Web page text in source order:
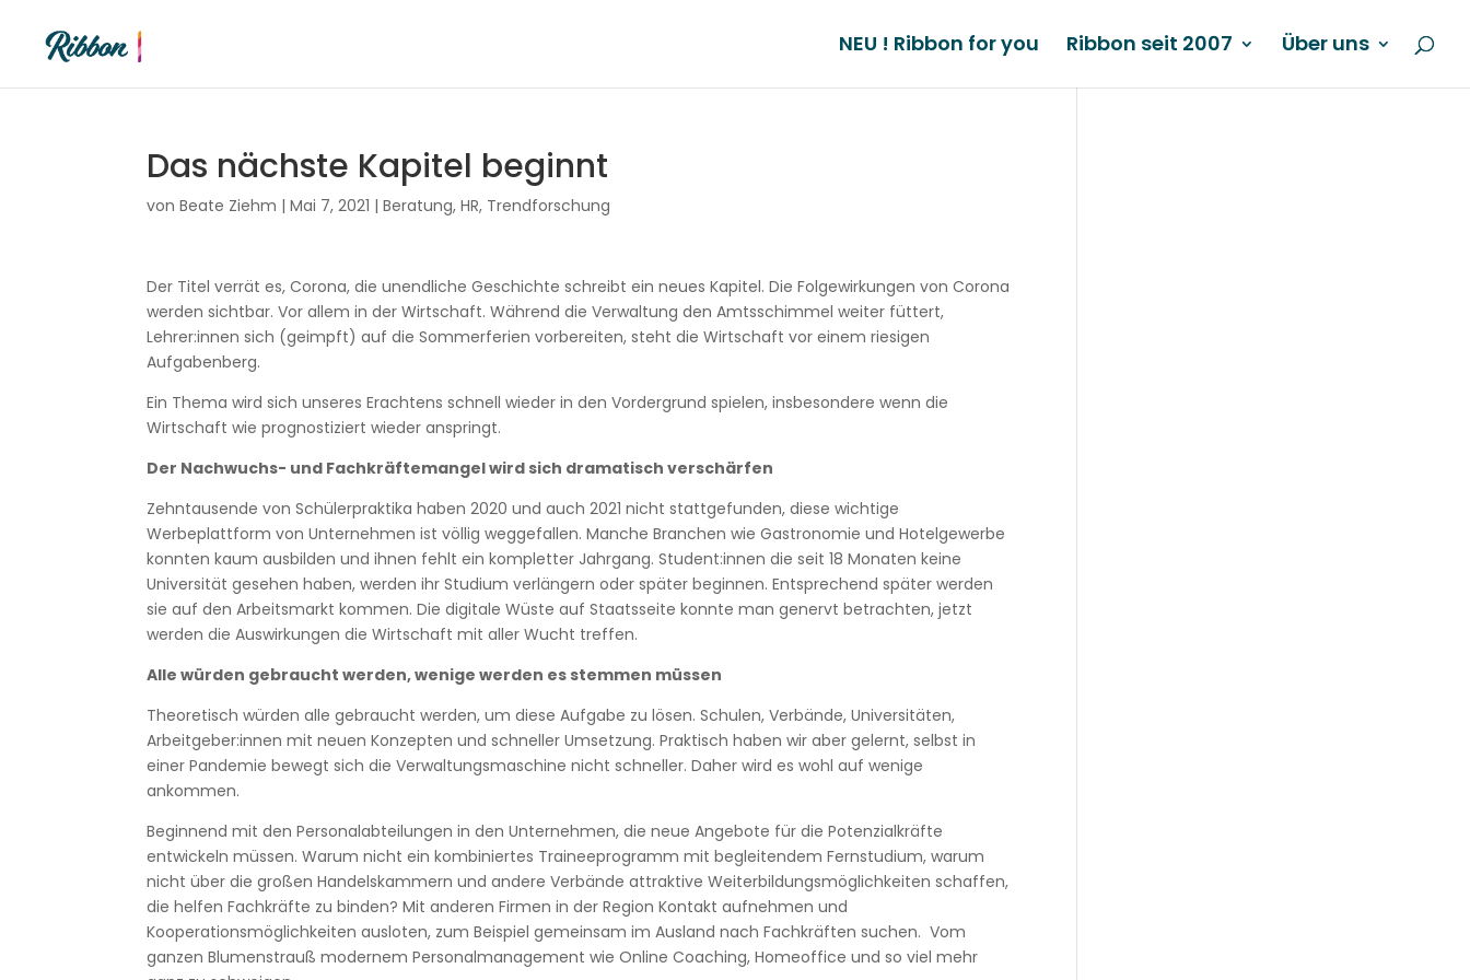
NEU ! Ribbon for you Ribbon seit 2007 Über uns
Das nächste Kapitel beginnt
vonBeate Ziehm |Mai 7, 2021 |Beratung,HR, Trendforschung
Der Titel verrät es, Corona, die unendliche Geschichte schreibt ein neues Kapitel. Die Folgewirkungen von Corona
werden sichtbar. Vor allem in der Wirtschaft. Während die Verwaltung den Amtsschimmel weiter füttert,
Lehrer:innen sich (geimpft) auf die Sommerferien vorbereiten, steht die Wirtschaft vor einem riesigen
Aufgabenberg.
Ein Thema wird sich unseres Erachtens schnell wieder in den Vordergrund spielen, insbesondere wenn die
Wirtschaft wie prognostiziert wieder anspringt.
Der Nachwuchs- und Fachkräftemangel wird sich dramatisch verschärfen
Zehntausende von Schülerpraktika haben 2020 und auch 2021 nicht stattgefunden, diese wichtige
Werbeplattform von Unternehmen ist völlig weggefallen. Manche Branchen wie Gastronomie und Hotelgewerbe
konnten kaum ausbilden und ihnen fehlt ein kompletter Jahrgang. Student:innen die seit 18 Monaten keine
Universität gesehen haben, werden ihr Studium verlängern oder später beginnen. Entsprechend später werden
sie auf den Arbeitsmarkt kommen. Die digitale Wüste auf Staatsseite konnte man genervt betrachten, jetzt
werden die Auswirkungen die Wirtschaft mit aller Wucht treffen.
Alle würden gebraucht werden, wenige werden es stemmen müssen
Theoretisch würden alle gebraucht werden, um diese Aufgabe zu lösen. Schulen, Verbände, Universitäten,
Arbeitgeber:innen mit neuen Konzepten und schneller Umsetzung. Praktisch haben wir aber gelernt, selbst in
einer Pandemie bewegt sich die Verwaltungsmaschine nicht schneller. Daher wird es wohl auf wenige
ankommen.
Beginnend mit den Personalabteilungen in den Unternehmen, die neue Angebote für die Potenzialkräfte
entwickeln müssen. Warum nicht ein kombiniertes Traineeprogramm mit begleitendem Fernstudium, warum
nicht über die großen Handelskammern und andere Verbände attraktive Weiterbildungsmöglichkeiten schaffen,
die helfen Fachkräfte zu binden? Mit anderen Firmen in der Region Kontakt aufnehmen und
Kooperationsmöglichkeiten ausloten, zum Beispiel gemeinsam im Ausland nach Fachkräften suchen. Vom
ganzen Blumenstrauß modernem Personalmanagement wie Online Coaching, Homeoffice und so viel mehr